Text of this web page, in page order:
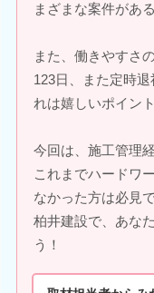
まざまな案件があ
また、働きやすさ
123日、また定時
れは嬉しいポイン
今回は、施工管理
これまでハードワ
なかった方は必見
柏井建設で、あな
う！